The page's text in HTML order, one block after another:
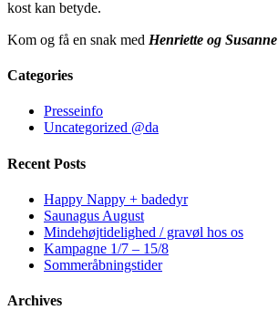
kost kan betyde.
Kom og få en snak med Henriette og Susanne
Categories
Presseinfo
Uncategorized @da
Recent Posts
Happy Nappy + badedyr
Saunagus August
Mindehøjtidelighed / gravøl hos os
Kampagne 1/7 – 15/8
Sommeråbningstider
Archives